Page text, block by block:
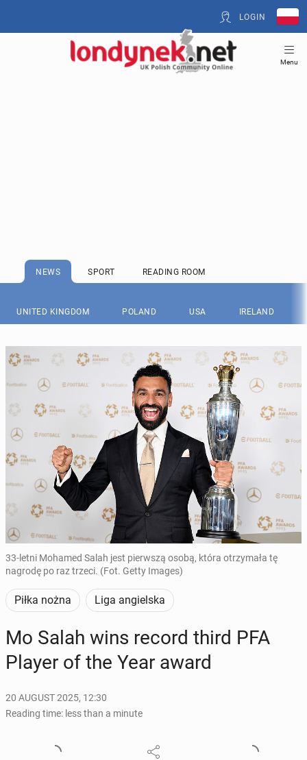
LOGIN
Menu
NEWS SPORT READING ROOM
UNITED KINGDOM POLAND USA IRELAND
33-letni Mohamed Salah jest pierwszą osobą, która otrzymała tę
nagrodę po raz trzeci. (Fot. Getty Images)
Piłka nożna Liga angielska
Mo Salah wins record third PFA
Player of the Year award
20 AUGUST 2025, 12:30
Reading time: less than a minute